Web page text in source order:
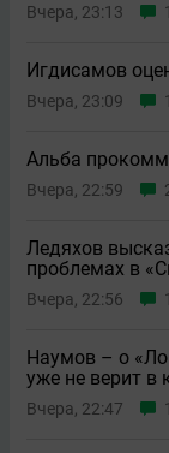
Вчера, 23:13
Игдисамов
Вчера, 23:09
Альба
Вчера, 22:59
Ледяхов
проблемах в
Вчера, 22:56
Наумов – о
уже не верит в
Вчера, 22:47 1